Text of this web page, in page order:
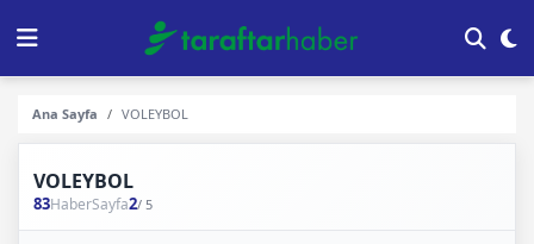
Ana Sayfa VOLEYBOL
VOLEYBOL
83HaberSayfa2/ 5